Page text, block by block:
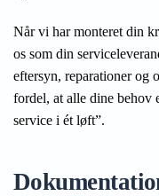
Når vi har monteret din
os som din
eftersyn, reparationer og
fordel, at alle dine behov
service i ét løft”.